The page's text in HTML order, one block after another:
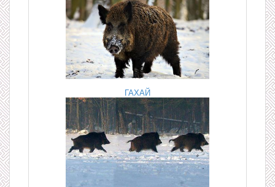
ГАХАЙ